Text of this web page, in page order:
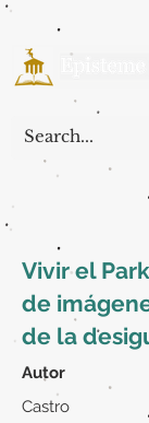
Vivir el
de
de la
Autor
Castro